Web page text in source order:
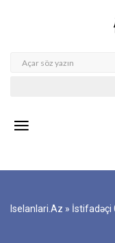
Iselanlari.az » İstifadəçi